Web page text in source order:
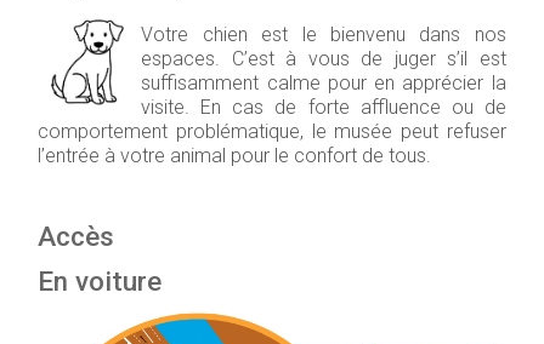
Votre chien est le bienvenu dans nos
espaces. C’est à vous de juger s’il est
suffisamment calme pour en apprécier la
visite. En cas de forte affluence ou de
comportement problématique, le musée peut refuser
l’entrée à votre animal pour le confort de tous.
Accès
En voiture